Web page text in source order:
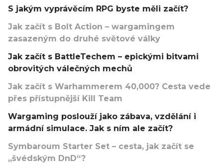
S jakým vyprávěcím RPG byste měli začít?
Jak začít s Bolt Action – wargamingem
zasazeným do druhé světové války
Jak začít s BattleTechem – epickými bitvami
obrovitých válečných mechů
Jak začít s Warhammerem 40,000? Cesta vede
přes přístupnější Kill Team
Wargaming poslouží jako zábava, vzdělání i
armádní simulace. Jak s ním ale začít?
Symbaroum Starter Set – cesta, jak začít se
„švédským DnD“?